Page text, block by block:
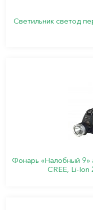
Светильник светод
Фонарь «Налобный 9»
CREE, Li-